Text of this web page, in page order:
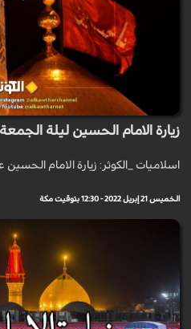
زيارة الامام الحسين ليلة الجمعة
اسلاميات _الكوثر: زيارة الامام
الخميس 21 إبريل 2022 - 12:30 بتوقيت مكة